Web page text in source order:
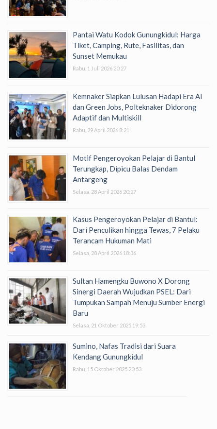
Pantai Watu Kodok Gunungkidul: Harga
Tiket, Camping, Rute, Fasilitas, dan
Sunset Memukau
Rabu, 1 Juli 2026 20:27
Kemnaker Siapkan Lulusan Hadapi Era AI
dan Green Jobs, Polteknaker Didorong
Adaptif dan Multiskill
Rabu, 29 April 2026 8:21
Motif Pengeroyokan Pelajar di Bantul
Terungkap, Dipicu Balas Dendam
Antargeng
Selasa, 28 April 2026 20:27
Kasus Pengeroyokan Pelajar di Bantul:
Dari Penculikan hingga Tewas, 7 Pelaku
Terancam Hukuman Mati
Selasa, 28 April 2026 18:36
Sultan Hamengku Buwono X Dorong
Sinergi Daerah Wujudkan PSEL: Dari
Tumpukan Sampah Menuju Sumber Energi
Baru
Selasa, 21 Oktober 2025 19:53
Sumino, Nafas Tradisi dari Suara
Kendang Gunungkidul
Rabu, 15 Oktober 2025 20:53